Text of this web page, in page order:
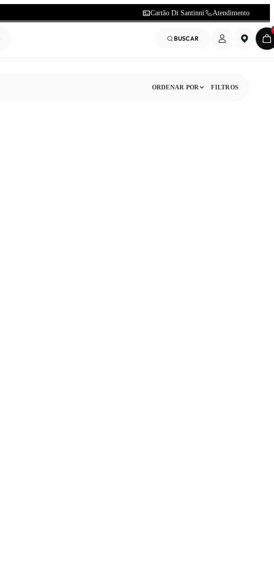
Cartão Di Santinni Atendimento
BUSCAR
ORDENAR POR FILTROS